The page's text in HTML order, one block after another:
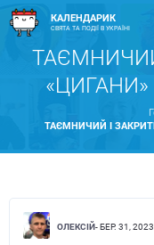
КАЛЕНДАРИК
СВЯТА ТА ПОДІЇ В УКРАЇНІ
ТАЄМНИЧИЙ І
ОЛЕКСІЙ- БЕР. 31, 2023